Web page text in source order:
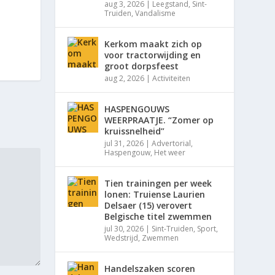
aug 3, 2026 | Leegstand, Sint-
Truiden,Vandalisme
Kerkom maakt zich op
voor tractorwijding en
groot dorpsfeest
aug 2, 2026 |Activiteiten
HASPENGOUWS
WEERPRAATJE. “Zomer op
kruissnelheid”
jul 31, 2026 |Advertorial,
Haspengouw, Het weer
Tien trainingen per week
lonen: Truiense Laurien
Delsaer (15) verovert
Belgische titel zwemmen
jul 30, 2026 | Sint-Truiden, Sport,
Wedstrijd, Zwemmen
Handelszaken scoren